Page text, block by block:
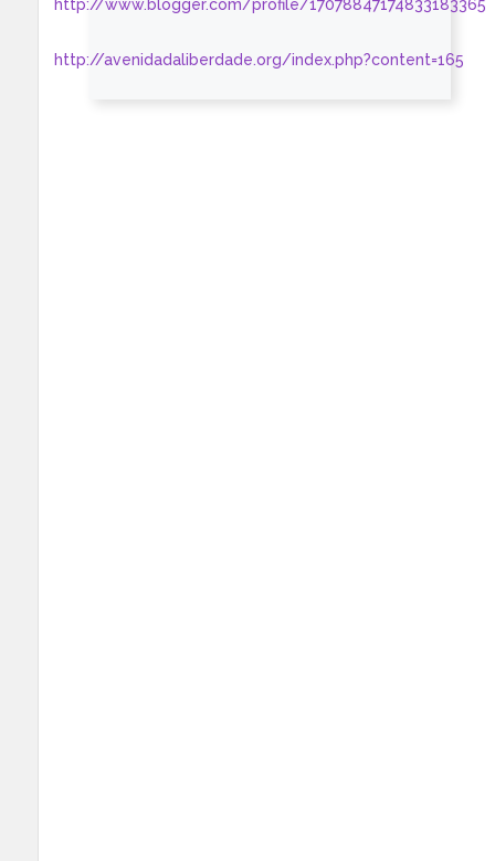
http://www.blogger.com/profile/17078847174833183365
http://avenidadaliberdade.org/index.php?content=165